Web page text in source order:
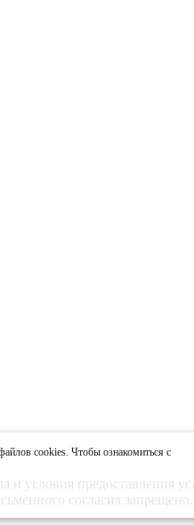
cookies. Чтобы ознакомиться с
условия предоставления
согласия запрещено.